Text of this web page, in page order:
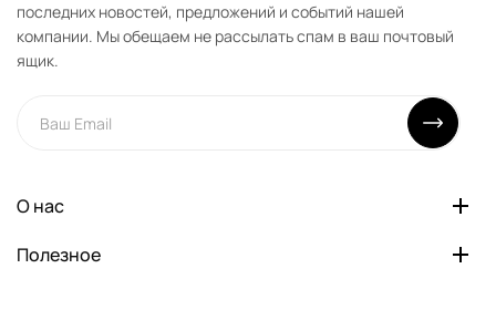
последних новостей, предложений и событий нашей
компании. Мы обещаем не рассылать спам в ваш почтовый
ящик.
О нас
Полезное